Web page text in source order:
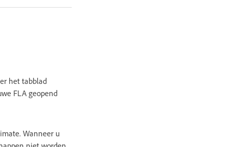
het tabblad
FLA geopend
Wanneer u